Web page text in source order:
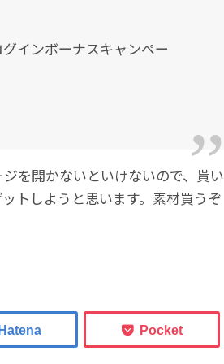
インボーナスキャンペー
を開かないといけないので、貰い
トしようと思います。素材買うぞ